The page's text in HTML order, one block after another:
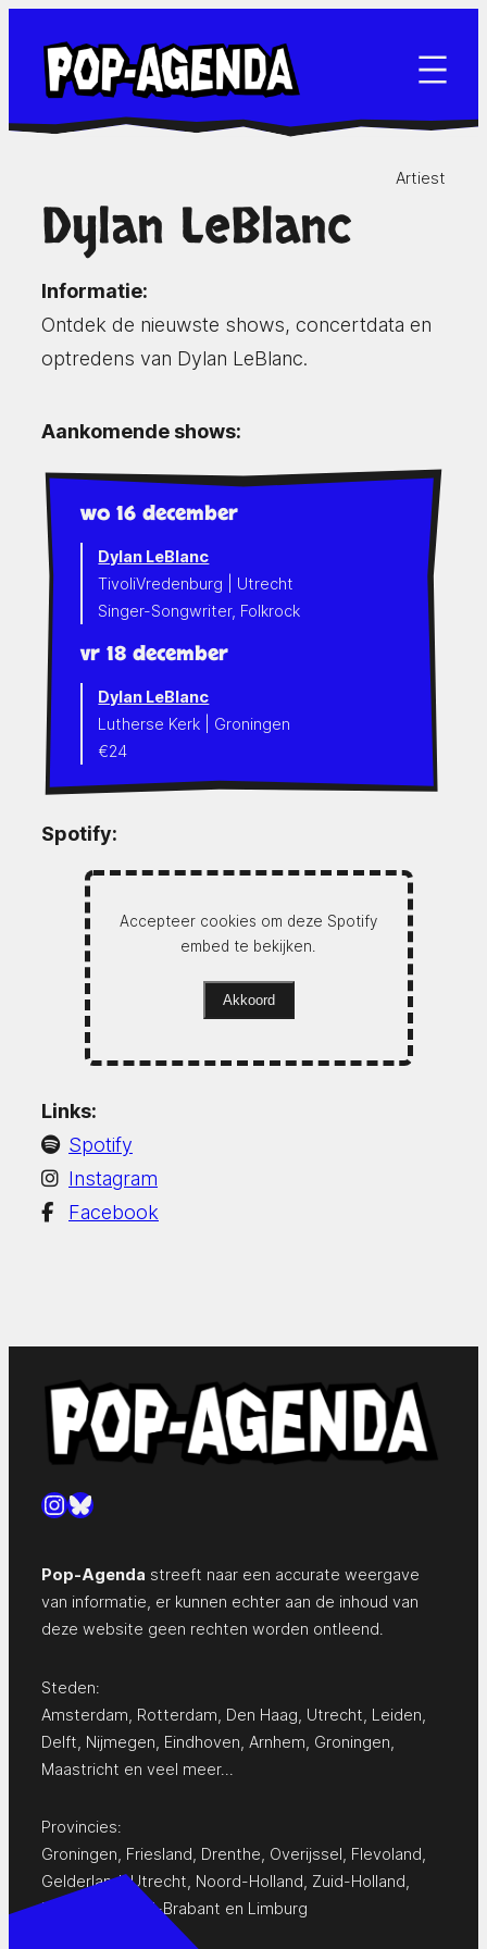
naar
inhoud
Artiest
Dylan LeBlanc
Informatie:
Ontdek de nieuwste shows, concertdata en
optredens van Dylan LeBlanc.
Aankomende shows:
wo 16 december
Dylan LeBlanc
TivoliVredenburg | Utrecht
Singer-Songwriter, Folkrock
vr 18 december
Dylan LeBlanc
Lutherse Kerk | Groningen
€24
Spotify:
Accepteer cookies om deze Spotify
embed te bekijken.
Akkoord
Links:
Spotify
Instagram
Facebook
Instagram
Bluesky
Pop-Agenda streeft naar een accurate weergave
van informatie, er kunnen echter aan de inhoud van
deze website geen rechten worden ontleend.
Steden:
Amsterdam Rotterdam Den Haag Utrecht Leiden
Delft Nijmegen Eindhoven Arnhem Groningen
Maastricht en veel meer…
Provincies:
Groningen Friesland Drenthe Overijssel Flevoland
Gelderland,Utrecht Noord-Holland Zuid-Holland
Zeeland
Noord-Brabant en Limburg